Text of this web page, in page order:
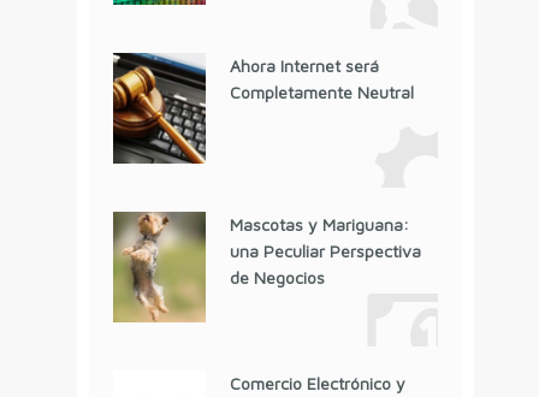
Ahora Internet será
Completamente Neutral
Mascotas y Mariguana:
una Peculiar Perspectiva
de Negocios
Comercio Electrónico y